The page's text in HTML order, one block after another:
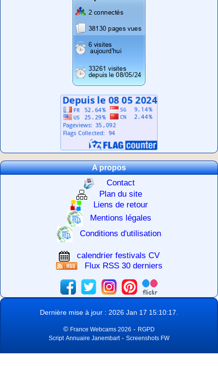
A propos
Contact
Plan du site
Liens de retour
Mentions légales
Conditions d'utilisation
calendrier festivals CV
Flux RSS 30 derniers
Dernière mise à jour : 2026 Jan 17 15:10:17.
© France Webcams 2026 - RGPD
Script Annuaire Janembart- Screenshots FW